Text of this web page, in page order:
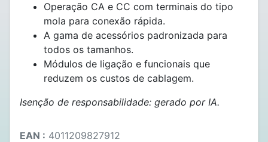
Operação CA e CC com terminais do tipo
mola para conexão rápida.
A gama de acessórios padronizada para
todos os tamanhos.
Módulos de ligação e funcionais que
reduzem os custos de cablagem.
Isenção de responsabilidade: gerado por IA.
EAN : 4011209827912